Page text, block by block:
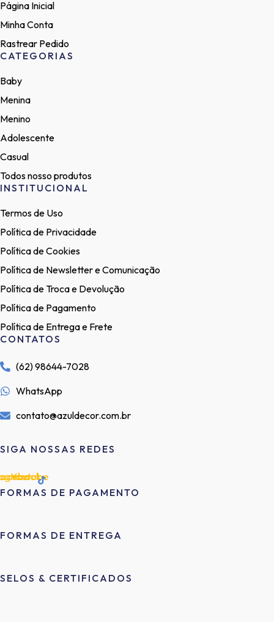
Página Inicial
Minha Conta
Rastrear Pedido
CATEGORIAS
Baby
Menina
Menino
Adolescente
Casual
Todos nosso produtos
INSTITUCIONAL
Termos de Uso
Política de Privacidade
Política de Cookies
Política de Newsletter e Comunicação
Política de Troca e Devolução
Política de Pagamento
Política de Entrega e Frete
CONTATOS
(62) 98644-7028
WhatsApp
contato@azuldecor.com.br
SIGA NOSSAS REDES
Youtube
FORMAS DE PAGAMENTO
FORMAS DE ENTREGA
SELOS & CERTIFICADOS